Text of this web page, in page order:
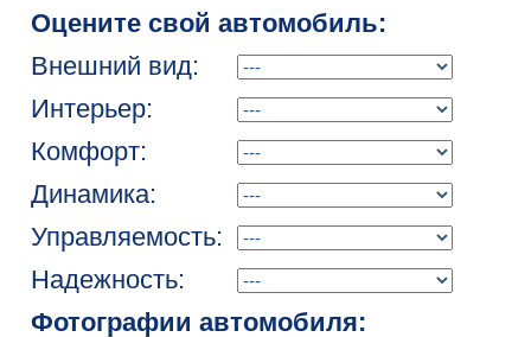
Оцените свой автомобиль:
Внешний вид:
Интерьер:
Комфорт:
Динамика:
Управляемость:
Надежность:
Фотографии автомобиля: